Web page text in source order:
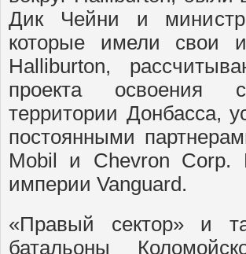
Дик Чейни и
которые имели свои
Halliburton,
проекта освоения
территории Донбасса,
постоянными
Mobil и Chevron Corp.
империи Vanguard.
«Правый сектор» и
батальоны